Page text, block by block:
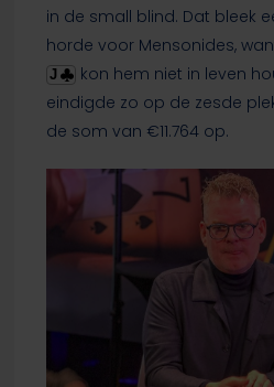
in de small blind. Dat bleek
horde voor Mensonides,
J
kon hem niet in leven
eindigde zo op de zesde
de som van €11.764 op.